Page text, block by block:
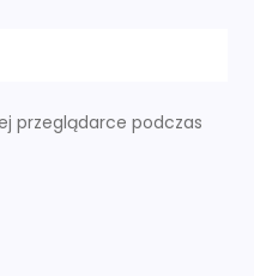
przeglądarce podczas